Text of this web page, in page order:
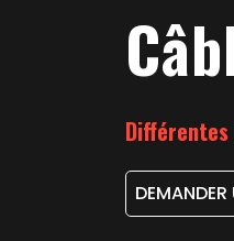
DEMANDER